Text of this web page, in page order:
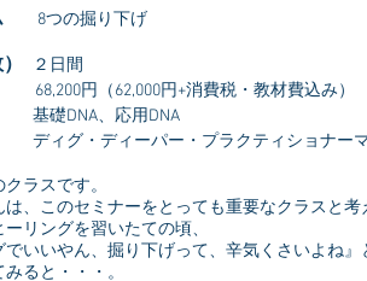
8つの掘り下げ
２日間
68,200円（62,000円+消費税・教材費込み）
基礎DNA、応用DNA
ディグ・ディーパー・プラクティショナー
ラスです。
、このセミナーをとっても重要なクラスと考
リングを習いたての頃、
でいいやん、掘り下げって、辛気くさいよね』
ると・・・。